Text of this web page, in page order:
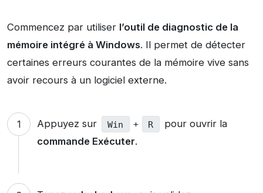
Commencez par utiliser l’outil de diagnostic de la
mémoire intégré à Windows. Il permet de détecter
certaines erreurs courantes de la mémoire vive sans
avoir recours à un logiciel externe.
Appuyez sur Win + R
pour ouvrir la
commande Exécuter.